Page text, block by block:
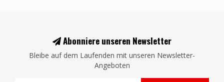
Abonniere unseren Newsletter
Bleibe auf dem Laufenden mit unseren Newsletter-
Angeboten